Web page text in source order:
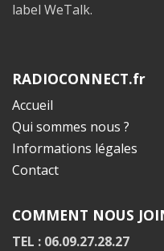
label WeTalk.
RADIOCONNECT.fr
Accueil
Qui sommes nous ?
Informations légales
Contact
COMMENT NOUS
TEL : 06.09.27.28.27